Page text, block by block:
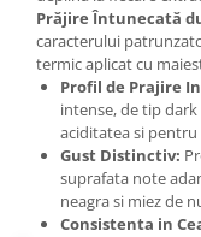
Prăjire Întunecată
caracterului
termic aplicat cu
Profil de Prajire
intense, de tip
aciditatea si
Gust Distinctiv:
suprafata note
neagra si miez de
Consistenta in